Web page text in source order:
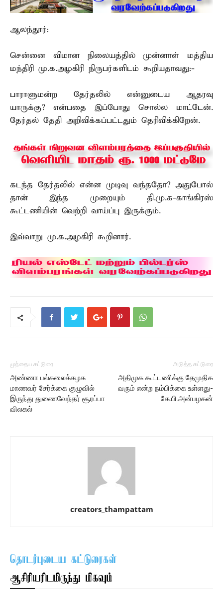
ஆலந்தூர்:
சென்னை விமான நிலையத்தில் முன்னாள் மத்திய
மந்திரி மு.க.அழகிரி நிருபர்களிடம் கூறியதாவது:-
பாராளுமன்ற தேர்தலில் என்னுடைய ஆதரவு
யாருக்கு? என்பதை இப்போது சொல்ல மாட்டேன்.
தேர்தல் தேதி அறிவிக்கப்பட்டதும் தெரிவிக்கிறேன்.
கடந்த தேர்தலில் என்ன முடிவு வந்ததோ? அதுபோல்
தான் இந்த முறையும் தி.மு.க-காங்கிரஸ்
கூட்டணியின் வெற்றி வாய்ப்பு இருக்கும்.
இவ்வாறு மு.க.அழகிரி கூறினார்.
முந்தைய கட்டுரை
அண்ணா பல்கலைக்கழக
மாணவர் சேர்க்கை குழுவில்
இருந்து துணைவேந்தர் சூரப்பா
விலகல்
அடுத்த கட்டுரை
அதிமுக கூட்டணிக்கு தேமுதிக
வரும் என்ற நம்பிக்கை உள்ளது-
கே.பி.அன்பழகன்
creators_thampattam
தொடர்புடைய கட்டுரைகள்
ஆசிரியரிடமிருந்து மிகவும்